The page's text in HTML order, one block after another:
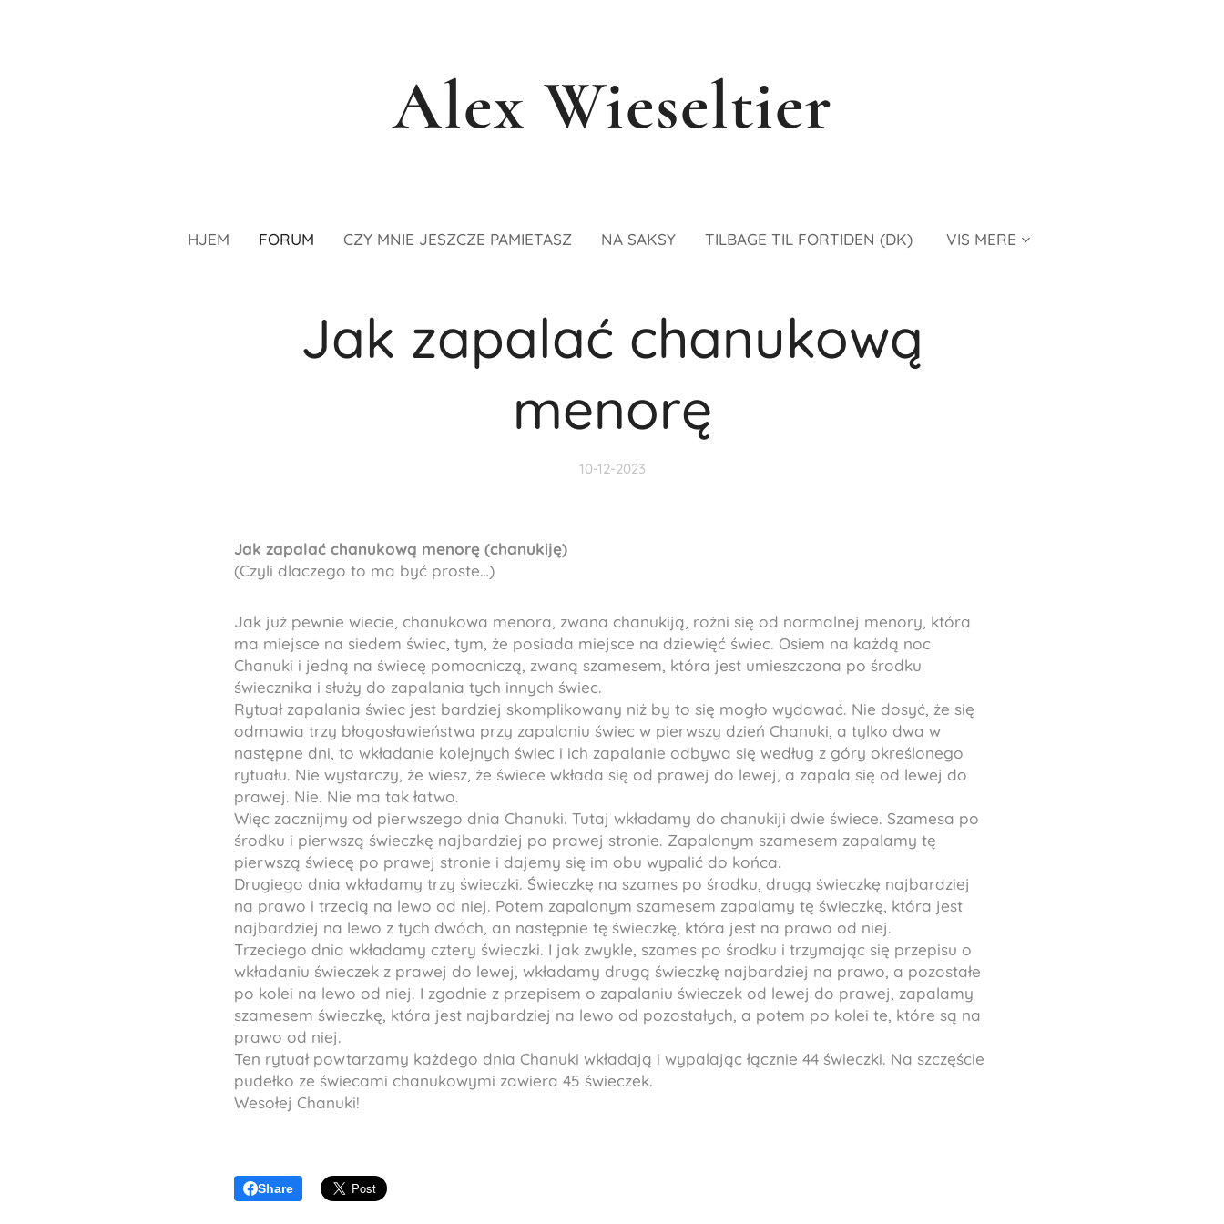
Alex Wieseltier
HJEM FORUM CZY MNIE JESZCZE PAMIETASZ NA SAKSY TILBAGE TIL FORTIDEN (DK) VIS MERE
Jak zapalać chanukową
menorę
10-12-2023
Jak zapalać chanukową menorę (chanukiję)
(Czyli dlaczego to ma być proste…)
Jak już pewnie wiecie, chanukowa menora, zwana chanukiją, rożni się od normalnej menory, która
ma miejsce na siedem świec, tym, że posiada miejsce na dziewięć świec. Osiem na każdą noc
Chanuki i jedną na świecę pomocniczą, zwaną szamesem, która jest umieszczona po środku
świecznika i służy do zapalania tych innych świec.
Rytuał zapalania świec jest bardziej skomplikowany niż by to się mogło wydawać. Nie dosyć, że się
odmawia trzy błogosławieństwa przy zapalaniu świec w pierwszy dzień Chanuki, a tylko dwa w
następne dni, to wkładanie kolejnych świec i ich zapalanie odbywa się według z góry określonego
rytuału. Nie wystarczy, że wiesz, że świece wkłada się od prawej do lewej, a zapala się od lewej do
prawej. Nie. Nie ma tak łatwo.
Więc zacznijmy od pierwszego dnia Chanuki. Tutaj wkładamy do chanukiji dwie świece. Szamesa po
środku i pierwszą świeczkę najbardziej po prawej stronie. Zapalonym szamesem zapalamy tę
pierwszą świecę po prawej stronie i dajemy się im obu wypalić do końca.
Drugiego dnia wkładamy trzy świeczki. Świeczkę na szames po środku, drugą świeczkę najbardziej
na prawo i trzecią na lewo od niej. Potem zapalonym szamesem zapalamy tę świeczkę, która jest
najbardziej na lewo z tych dwóch, an następnie tę świeczkę, która jest na prawo od niej.
Trzeciego dnia wkładamy cztery świeczki. I jak zwykle, szames po środku i trzymając się przepisu o
wkładaniu świeczek z prawej do lewej, wkładamy drugą świeczkę najbardziej na prawo, a pozostałe
po kolei na lewo od niej. I zgodnie z przepisem o zapalaniu świeczek od lewej do prawej, zapalamy
szamesem świeczkę, która jest najbardziej na lewo od pozostałych, a potem po kolei te, które są na
prawo od niej.
Ten rytuał powtarzamy każdego dnia Chanuki wkładają i wypalając łącznie 44 świeczki. Na szczęście
pudełko ze świecami chanukowymi zawiera 45 świeczek.
Wesołej Chanuki!
Share